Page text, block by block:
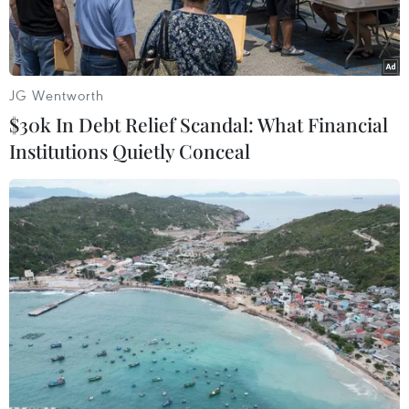
Khám siêu âm cho bệnh nhân theo quy trình dự án Xây dựng
mô hình khám chữa bệnh và quản lý bệnh án điện tử. (Ảnh: Vũ
Sinh/TTXVN)
Ngày 30/6, Bộ Y tế chính thức yêu cầu các bệnh
viện khẩn trương triển khai bệnh án điện tử
(EMR).
JG Wentworth
$30k In Debt Relief Scandal: What Financial
Institutions Quietly Conceal